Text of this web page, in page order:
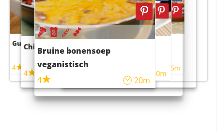
Guacamole
4
Chili con carne
4
Bruine bonensoep
veganistisch
4
20m
Sushi rijstsalade
maaltijdsalade
40m
4 55m